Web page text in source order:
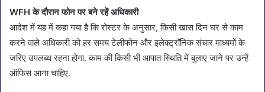
WFH के दौरान फोन पर बने रहें अधिकारी
आदेश में यह में कहा गया है कि रोस्टर के अनुसार, किसी खास दिन घर से काम
करने वाले अधिकारी को हर समय टेलीफोन और इलेक्ट्रॉनिक संचार माध्यमों के
जरिए उपलब्ध रहना होगा. काम की किसी भी आपात स्थिति में बुलाए जाने पर उन्हें
ऑफिस आना चाहिए.